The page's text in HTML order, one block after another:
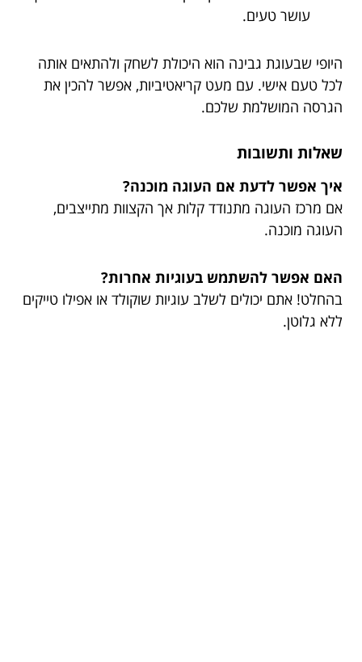
עושר טעים.
היופי שבעוגת גבינה הוא היכולת לשחק ולהתאים אותה
לכל טעם אישי. עם מעט קריאטיביות, אפשר להכין את
הגרסה המושלמת שלכם.
שאלות ותשובות
איך אפשר לדעת אם העוגה מוכנה?
אם מרכז העוגה מתנודד קלות אך הקצוות מתייצבים,
העוגה מוכנה.
האם אפשר להשתמש בעוגיות אחרות?
בהחלט! אתם יכולים לשלב עוגיות שוקולד או אפילו טייקים
ללא גלוטן.